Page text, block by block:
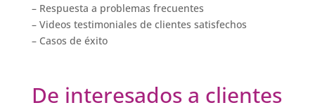
– Respuesta a problemas frecuentes
– Videos testimoniales de clientes satisfechos
– Casos de éxito
De interesados a clientes